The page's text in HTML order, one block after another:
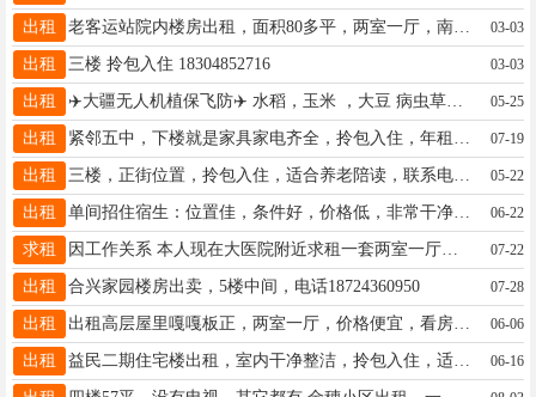
出租 老客运站院内楼房出租，面积80多平，两室一厅，南北通透，家电家具齐全，拎包入住，联系电话，18245537481。 03-03
出租 三楼 拎包入住 18304852716 03-03
出租 ✈️大疆无人机植保飞防✈️ 水稻，玉米 ，大豆 病虫草嗐喷药 电话18445574477 05-25
出租 07-19
出租 三楼，正街位置，拎包入住，适合养老陪读，联系电话15765794449 05-22
出租 单间招住宿生：位置佳，条件好，价格低，非常干净舒适，有家的感觉！电话13214550605 06-22
求租 因工作关系 本人现在大医院附近求租一套两室一厅的房子 二到四楼最好 有合适的 可以电话联系或者微信同步13019921129 07-22
出租 合兴家园楼房出卖，5楼中间，电话18724360950 07-28
出租 出租高层屋里嘎嘎板正，两室一厅，价格便宜，看房电话13349459721 06-06
出租 益民二期住宅楼出租，室内干净整洁，拎包入住，适合一中，六小，三中赔读。 13846775588 13298758800 06-16